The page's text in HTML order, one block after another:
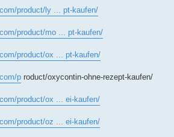
product/ly ... pt-kaufen/
product/mo ... pt-kaufen/
product/ox ... pt-kaufen/
p roduct/oxycontin-ohne-rezept-kaufen/
product/ox ... ei-kaufen/
product/oz ... ei-kaufen/